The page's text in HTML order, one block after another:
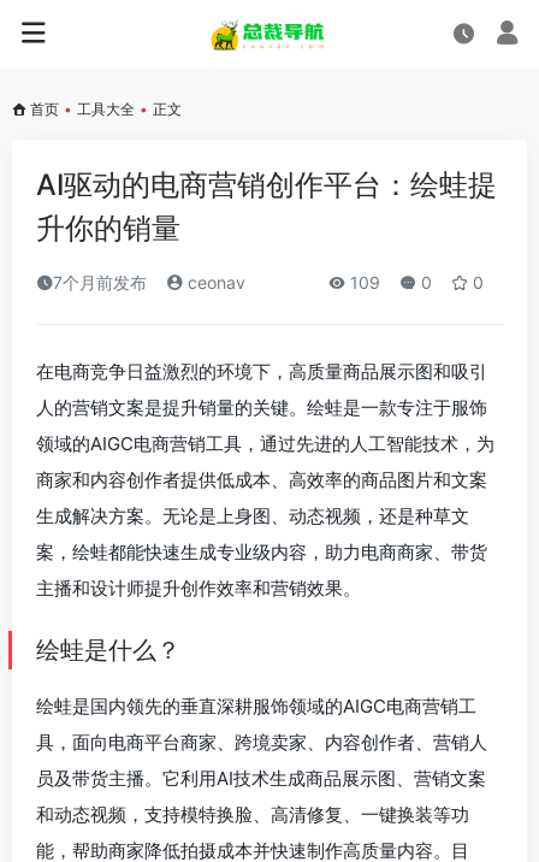
首页 • 工具大全 • 正文
AI驱动的电商营销创作平台：绘蛙提
升你的销量
7个月前发布 ceonav 109 0 0
在电商竞争日益激烈的环境下，高质量商品展示图和吸引
人的营销文案是提升销量的关键。绘蛙是一款专注于服饰
领域的AIGC电商营销工具，通过先进的人工智能技术，为
商家和内容创作者提供低成本、高效率的商品图片和文案
生成解决方案。无论是上身图、动态视频，还是种草文
案，绘蛙都能快速生成专业级内容，助力电商商家、带货
主播和设计师提升创作效率和营销效果。
绘蛙是什么？
绘蛙是国内领先的垂直深耕服饰领域的AIGC电商营销工
具，面向电商平台商家、跨境卖家、内容创作者、营销人
员及带货主播。它利用AI技术生成商品展示图、营销文案
和动态视频，支持模特换脸、高清修复、一键换装等功
能，帮助商家降低拍摄成本并快速制作高质量内容。目